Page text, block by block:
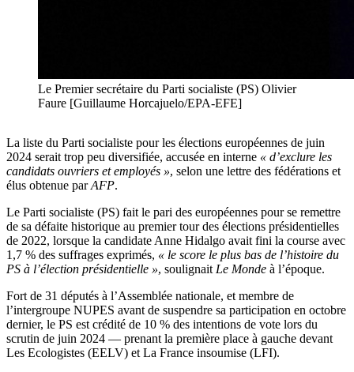
Le Premier secrétaire du Parti socialiste (PS) Olivier
Faure [Guillaume Horcajuelo/EPA-EFE]
La liste du Parti socialiste pour les élections européennes de juin
2024 serait trop peu diversifiée, accusée en interne « d’exclure les
candidats ouvriers et employés », selon une lettre des fédérations et
élus obtenue parAFP.
Le Parti socialiste (PS) fait le pari des européennes pour se remettre
de sa défaite historique au premier tour des élections présidentielles
de 2022, lorsque la candidate Anne Hidalgo avait fini la course avec
1,7 % des suffrages exprimés, « le score le plus bas de l’histoire du
PS à l’élection présidentielle », soulignait Le Monde à l’époque.
Fort de 31 députés à l’Assemblée nationale, et membre de
l’intergroupe NUPES avant de suspendre sa participation en octobre
dernier, le PS est crédité de 10 % des intentions de vote lors du
scrutin de juin 2024 — prenant la première place à gauche devant
Les Ecologistes (EELV) et La France insoumise (LFI).